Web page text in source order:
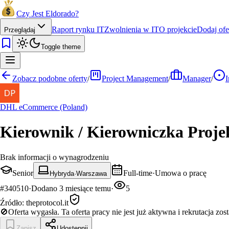
Czy Jest Eldorado?
Przeglądaj Raport rynku ITZwolnienia w ITO projekcieDodaj
Toggle theme
Zobacz podobne oferty/ Project Management/ Manager/
DHL eCommerce (Poland)
Kierownik / Kierowniczka
Brak informacji o wynagrodzeniu
Senior
Hybryda·Warszawa Full-time·Umowa o pracę
#340510·Dodano 3 miesiące temu·
5
Źródło: theprotocol.it
🚫Oferta wygasła. Ta oferta pracy nie jest już aktywna i rekrutacja